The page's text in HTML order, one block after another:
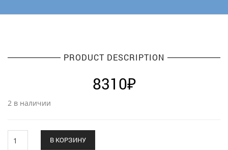
PRODUCT DESCRIPTION
8310₽
2 в наличии
КПП
В КОРЗИНУ